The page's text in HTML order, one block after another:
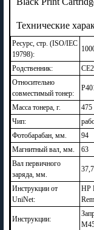
Технические
Ресурс, стр. (ISO/IEC
19798):
Родственник:
Относительно
совместимый тонер:
Масса тонера, г.
475
Чип:
Фотобарабан, мм.
94
Магнитный вал, мм.
63
Вал первичного
заряда, мм.
37,7
Инструкции от
UniNet:
HP
Инструкции: